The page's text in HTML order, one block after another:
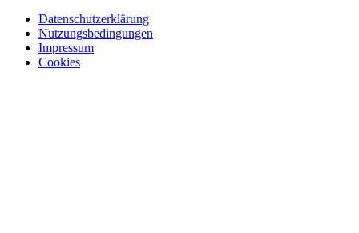
Datenschutzerklärung
Nutzungsbedingungen
Impressum
Cookies